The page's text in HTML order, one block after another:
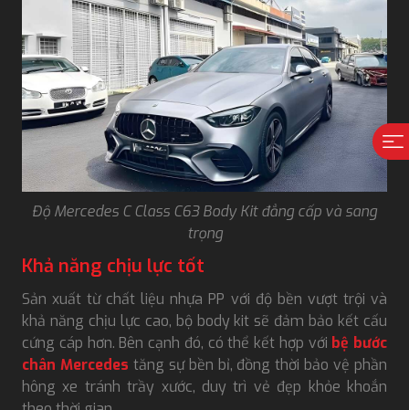
Độ Mercedes C Class C63 Body Kit đẳng cấp và sang
trọng
Khả năng chịu lực tốt
Sản xuất từ chất liệu nhựa PP với độ bền vượt trội và
khả năng chịu lực cao, bộ body kit sẽ đảm bảo kết cấu
cứng cáp hơn. Bên cạnh đó, có thể kết hợp với bệ bước
chân Mercedes tăng sự bền bỉ, đồng thời bảo vệ phần
hông xe tránh trầy xước, duy trì vẻ đẹp khỏe khoắn